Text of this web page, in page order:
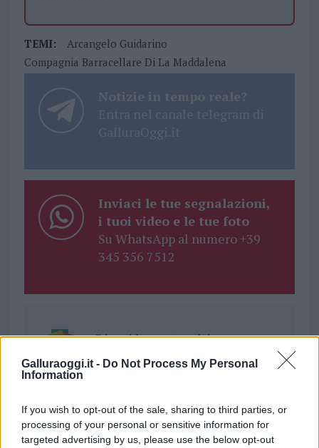
Galluraoggi.it - Do Not Process My Personal
Information
If you wish to opt-out of the sale, sharing to third parties, or
processing of your personal or sensitive information for
targeted advertising by us, please use the below opt-out
TEMI:
Arcangelo Guidarino
Compagnia Barracellare Di La Maddalena
Notizie in tempo reale?
Entra nel canale telegram di
GalluraOggi.it
Inviaci le tue segnalazioni,
i tuoi video e le tue foto
Su WhatsApp al numero +39
345 356 7512
Ricevi le nostre ultime news
Condividi l'articolo